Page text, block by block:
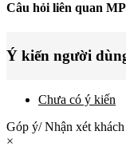
Câu hỏi liên quan
Ý kiến người
Chưa có ý kiến
Góp ý/ Nhận xét
×